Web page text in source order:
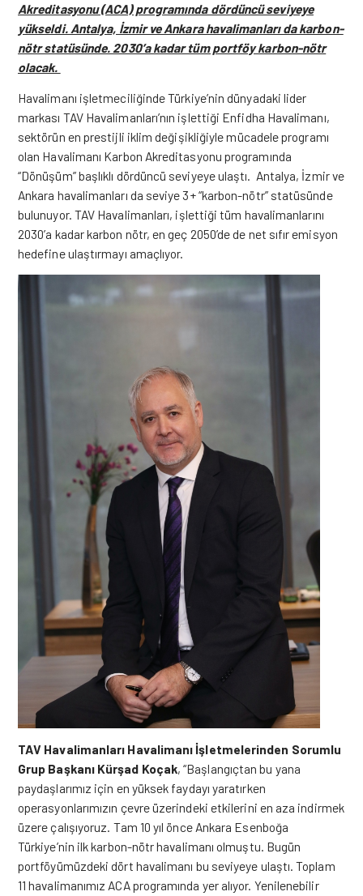
Akreditasyonu (ACA) programında dördüncü seviyeye
yükseldi. Antalya, İzmir ve Ankara havalimanları da karbon-
nötr statüsünde. 2030’a kadar tüm portföy karbon-nötr
olacak.
Havalimanı işletmeciliğinde Türkiye’nin dünyadaki lider
markası TAV Havalimanları’nın işlettiği Enfidha Havalimanı,
sektörün en prestijli iklim değişikliğiyle mücadele programı
olan Havalimanı Karbon Akreditasyonu programında
“Dönüşüm” başlıklı dördüncü seviyeye ulaştı. Antalya, İzmir ve
Ankara havalimanları da seviye 3+ “karbon-nötr” statüsünde
bulunuyor. TAV Havalimanları, işlettiği tüm havalimanlarını
2030’a kadar karbon nötr, en geç 2050’de de net sıfır emisyon
hedefine ulaştırmayı amaçlıyor.
TAV Havalimanları Havalimanı İşletmelerinden Sorumlu
Grup Başkanı Kürşad Koçak, “Başlangıçtan bu yana
paydaşlarımız için en yüksek faydayı yaratırken
operasyonlarımızın çevre üzerindeki etkilerini en aza indirmek
üzere çalışıyoruz. Tam 10 yıl önce Ankara Esenboğa
Türkiye’nin ilk karbon-nötr havalimanı olmuştu. Bugün
portföyümüzdeki dört havalimanı bu seviyeye ulaştı. Toplam
11 havalimanımız ACA programında yer alıyor. Yenilenebilir